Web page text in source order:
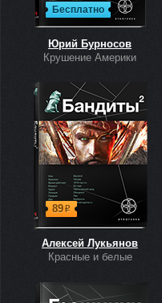
Бесплатно
Юрий Бурносов
Крушение Америки
89р
Алексей Лукьянов
Красные и белые